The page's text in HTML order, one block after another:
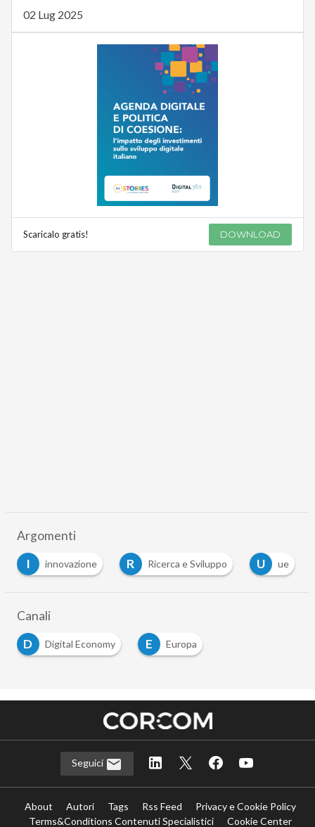
02 Lug 2025
Scaricalo gratis! DOWNLOAD
Argomenti
I
innovazione R Ricerca e Sviluppo U ue
Canali
D
Digital Economy E Europa
Seguici
About Autori Tags Rss Feed
Privacy e Cookie Policy
Terms&Conditions Contenuti Specialistici
Cookie Center